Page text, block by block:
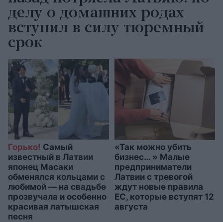
делу о домашних родах
вступил в силу тюремный
срок
Горько! Самый
известный в Латвии
японец Масаки
обменялся кольцами с
любимой — на свадьбе
прозвучала и особенно
красивая латышская
песня
«Так можно убить
бизнес… » Малые
предприниматели
Латвии с тревогой
ждут новые правила
ЕС, которые вступят 12
августа